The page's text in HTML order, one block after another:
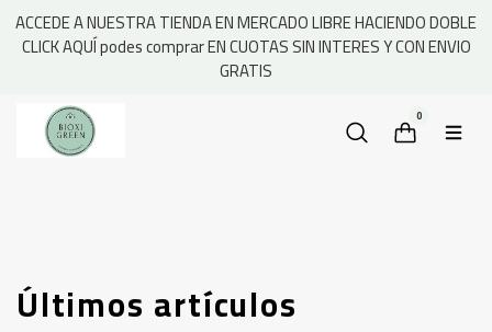
ACCEDE A NUESTRA TIENDA EN MERCADO LIBRE HACIENDO DOBLE
CLICK AQUÍ podes comprar EN CUOTAS SIN INTERES Y CON ENVIO
GRATIS
0
Últimos artículos